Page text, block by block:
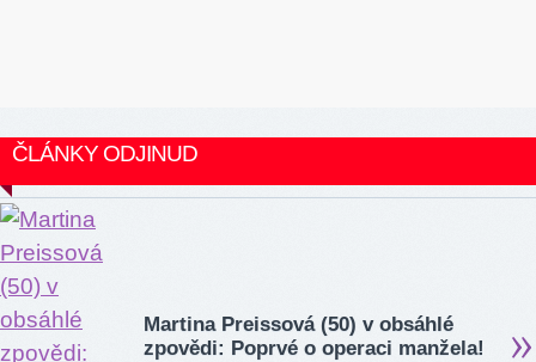
ČLÁNKY ODJINUD
Martina Preissová (50) v obsáhlé
zpovědi: Poprvé o operaci manžela!